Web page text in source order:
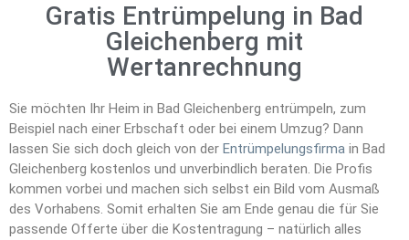
Gratis Entrümpelung in Bad
Gleichenberg mit
Wertanrechnung
Sie möchten Ihr Heim in Bad Gleichenberg entrümpeln, zum
Beispiel nach einer Erbschaft oder bei einem Umzug? Dann
lassen Sie sich doch gleich von der Entrümpelungsfirma in Bad
Gleichenberg kostenlos und unverbindlich beraten. Die Profis
kommen vorbei und machen sich selbst ein Bild vom Ausmaß
des Vorhabens. Somit erhalten Sie am Ende genau die für Sie
passende Offerte über die Kostentragung – natürlich alles